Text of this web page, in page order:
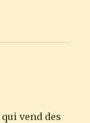
vend des